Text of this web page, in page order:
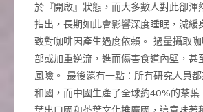
於『開啟』狀態，而大多數人對此卻渾
指出，長期如此會影響深度睡眠，減緩
致對咖啡因產生過度依賴。 過量攝取
部或加重逆流，進而傷害食道內壁，甚
風險。 最後還有一點：所有研究人員
和國，而中國生產了全球約40%的茶葉
葉出口國和茶葉文化推廣國，這意味著